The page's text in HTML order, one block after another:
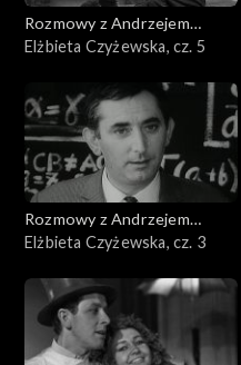
Rozmowy z Andrzejem
Doboszem
Elżbieta Czyżewska, cz. 5
Rozmowy z Andrzejem
Doboszem
Elżbieta Czyżewska, cz. 3